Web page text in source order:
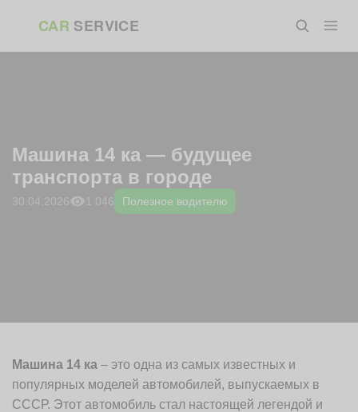
CAR SERVICE
— БУДУЩЕЕ ТРАНСПОРТА В ГОРОДЕ
Машина 14 ка — будущее
транспорта в городе
30.04.2026 1 046 Полезное водителю
Машина 14 ка – это одна из самых известных и
популярных моделей автомобилей, выпускаемых в
СССР. Этот автомобиль стал настоящей легендой и